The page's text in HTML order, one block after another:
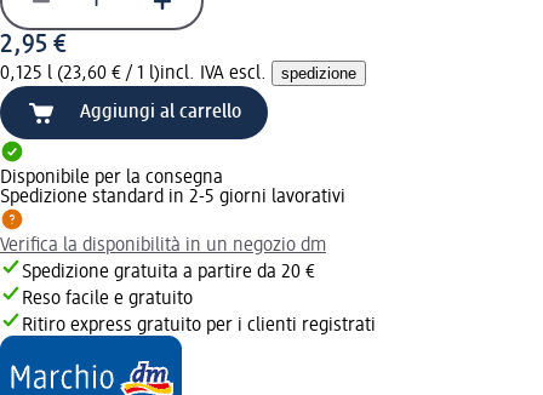
2,95 €
0,125 l (23,60 € / 1 l)incl. IVA escl. spedizione
Aggiungi al carrello
Disponibile per la consegna
Spedizione standard in 2-5 giorni lavorativi
Verifica la disponibilità in un negozio dm
Spedizione gratuita a partire da 20 €
Reso facile e gratuito
Ritiro express gratuito per i clienti registrati